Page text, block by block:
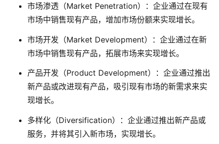
在线白板
敏捷实践
流程整理
路线图
UML图
情绪板
市场渗透（Market Penetration）：企业通过在现有
市场中销售现有产品，增加市场份额来实现增长。
市场开发（Market Development）：企业通过在新
市场中销售现有产品，拓展市场来实现增长。
产品开发（Product Development）：企业通过推出
新产品或改进现有产品，吸引现有市场的新需求来实
现增长。
多样化（Diversification）：企业通过推出新产品或
服务，并将其引入新市场，实现增长。